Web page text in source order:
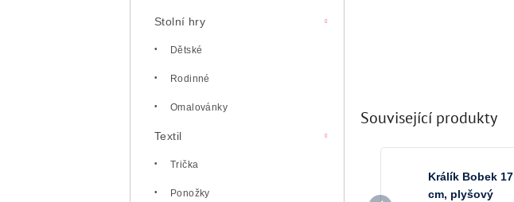
Stolní hry
Dětské
Rodinné
Omalovánky
Textil
Trička
Ponožky
Související produkty
Králík Bobek 17
cm, plyšový